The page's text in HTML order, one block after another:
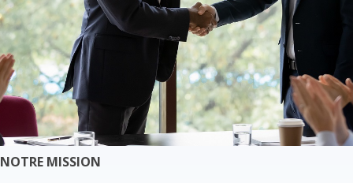
NOTRE MISSION